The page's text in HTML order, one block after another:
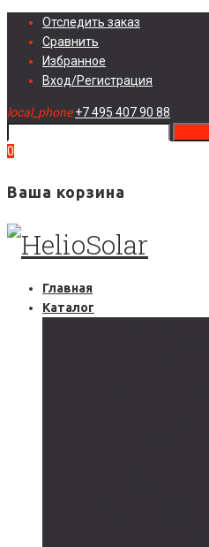
Skip
content
Отследить заказ
Сравнить
Избранное
Вход/Регистрация
local_phone +7 495 407 90 88
0
Ваша корзина
Главная
Каталог